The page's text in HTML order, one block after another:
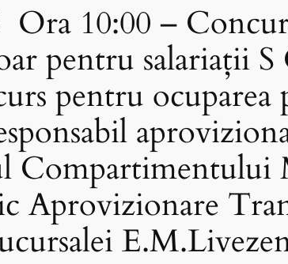
Ora 10:00 –
pentru salariații S
pentru ocuparea
Compartimentului
Aprovizionare